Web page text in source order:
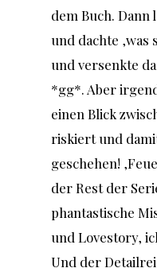
dem Buch. Dann
und dachte ‚was
und versenkte
*gg*. Aber
einen Blick
riskiert und
geschehen!
der Rest der
phantastische
und Lovestory,
Und der